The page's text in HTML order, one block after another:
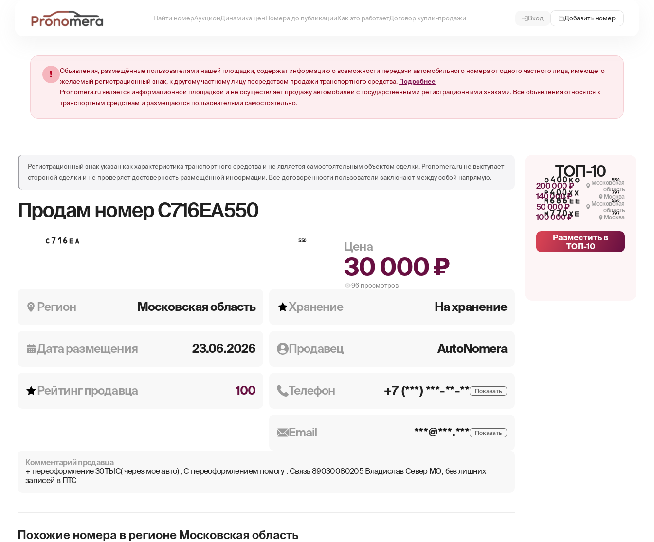
Найти номерАукционДинамика цен Номера до публикации Как это работаетДоговор купли-продажи Вход Добавить номер
!
Объявления, размещённые пользователями нашей площадки, содержат информацию о возможности передачи автомобильного номера от одного частного лица, имеющего
желаемый регистрационный знак, к другому частному лицу посредством продажи транспортного средства. Подробнее
Pronomera.ru является информационной площадкой и не осуществляет продажу автомобилей с государственными регистрационными знаками. Все объявления относятся к
транспортным средствам и размещаются пользователями самостоятельно.
Регистрационный знак указан как характеристика транспортного средства и не является самостоятельным объектом сделки. Pronomera.ru не выступает
стороной сделки и не проверяет достоверность размещённой информации. Все договорённости пользователи заключают между собой напрямую.
Продам номерС716ЕА550
С716ЕА 550 Цена
30 000 ₽
96 просмотров
Регион Московская область Хранение На хранение
Дата размещения 23.06.2026 Продавец AutoNomera
Рейтинг продавца 100 Телефон +7 (***) ***-**-** Показать
Email ***@***.*** Показать
Комментарий продавца
+ переоформление 30ТЫС( через мое авто) , С переоформлением помогу . Связь 89030080205 Владислав Север МО, без лишних
записей в ПТС
Похожие номера в регионе Московская область
ТОП-10
О400КО 550
200 000 ₽
Московская
область
Р400ХХ 797
140 000 ₽ Москва
М686ЕЕ 550
50 000 ₽
Московская
область
М770ХЕ 797
100 000 ₽ Москва
Разместить в
ТОП-10